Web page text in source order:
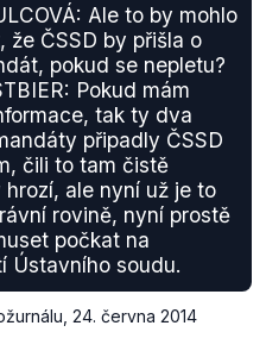
Ale to by mohlo
že ČSSD by přišla o
pokud se nepletu?
Pokud mám
tak ty dva
připadly ČSSD
čili to tam čistě
ale nyní už je to
rovině, nyní prostě
počkat na
Ústavního soudu.
24. června 2014